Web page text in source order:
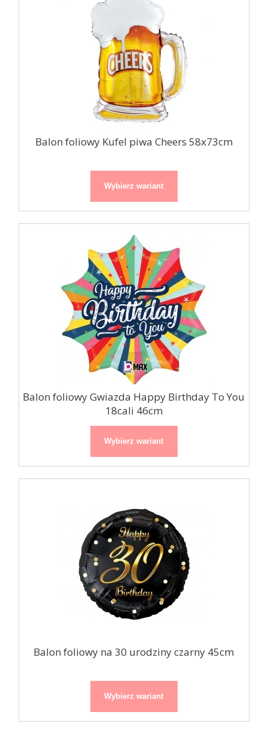
Balon foliowy Kufel piwa Cheers 58x73cm
Wybierz wariant
Balon foliowy Gwiazda Happy Birthday To You
18cali 46cm
Wybierz wariant
Balon foliowy na 30 urodziny czarny 45cm
Wybierz wariant